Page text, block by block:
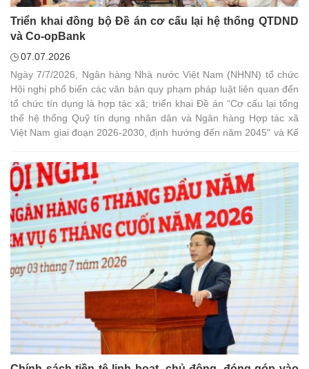
Triển khai đồng bộ Đề án cơ cấu lại hệ thống QTDND
và Co-opBank
07.07.2026
Ngày 7/7/2026, Ngân hàng Nhà nước Việt Nam (NHNN) tổ chức
Hội nghị phổ biến các văn bản quy phạm pháp luật liên quan đến
tổ chức tín dụng là hợp tác xã; triển khai Đề án “Cơ cấu lại tổng
thể hệ thống Quỹ tín dụng nhân dân và Ngân hàng Hợp tác xã
Việt Nam giai đoạn 2026-2030, định hướng đến năm 2045" và Kế